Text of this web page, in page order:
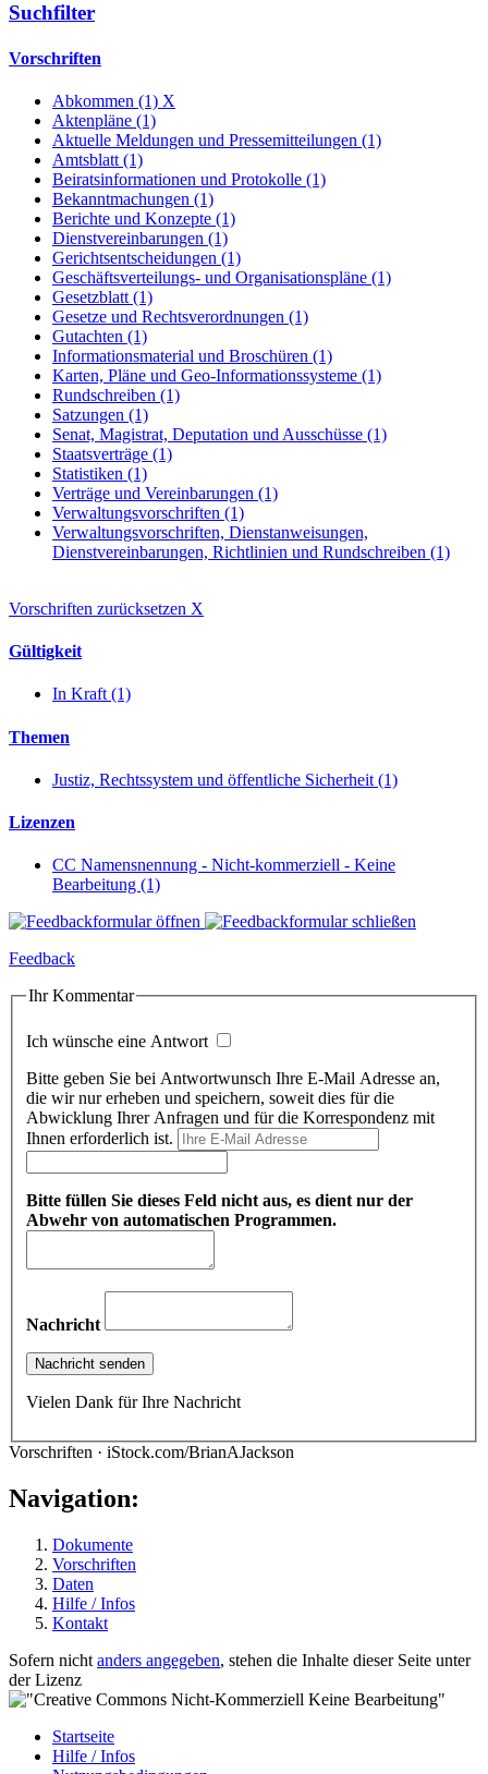
Suchfilter
Vorschriften
Abkommen (1) X
Aktenpläne (1)
Aktuelle Meldungen und Pressemitteilungen (1)
Amtsblatt (1)
Beiratsinformationen und Protokolle (1)
Bekanntmachungen (1)
Berichte und Konzepte (1)
Dienstvereinbarungen (1)
Gerichtsentscheidungen (1)
Geschäftsverteilungs- und Organisationspläne (1)
Gesetzblatt (1)
Gesetze und Rechtsverordnungen (1)
Gutachten (1)
Informationsmaterial und Broschüren (1)
Karten, Pläne und Geo-Informationssysteme (1)
Rundschreiben (1)
Satzungen (1)
Senat, Magistrat, Deputation und Ausschüsse (1)
Staatsverträge (1)
Statistiken (1)
Verträge und Vereinbarungen (1)
Verwaltungsvorschriften (1)
Verwaltungsvorschriften, Dienstanweisungen,
Dienstvereinbarungen, Richtlinien und Rundschreiben (1)
Vorschriften zurücksetzen X
Gültigkeit
In Kraft (1)
Themen
Justiz, Rechtssystem und öffentliche Sicherheit (1)
Lizenzen
CC Namensnennung - Nicht-kommerziell - Keine
Bearbeitung (1)
Feedback
Ihr Kommentar
Ich wünsche eine Antwort
Bitte geben Sie bei Antwortwunsch Ihre E-Mail Adresse an,
die wir nur erheben und speichern, soweit dies für die
Abwicklung Ihrer Anfragen und für die Korrespondenz mit
Ihnen erforderlich ist.
Bitte füllen Sie dieses Feld nicht aus, es dient nur der
Abwehr von automatischen Programmen.
Nachricht
Vielen Dank für Ihre Nachricht
Vorschriften · iStock.com/BrianAJackson
Navigation:
Dokumente
Vorschriften
Daten
Hilfe / Infos
Kontakt
Sofern nicht anders angegeben, stehen die Inhalte dieser Seite unter
der Lizenz
Startseite
Hilfe / Infos